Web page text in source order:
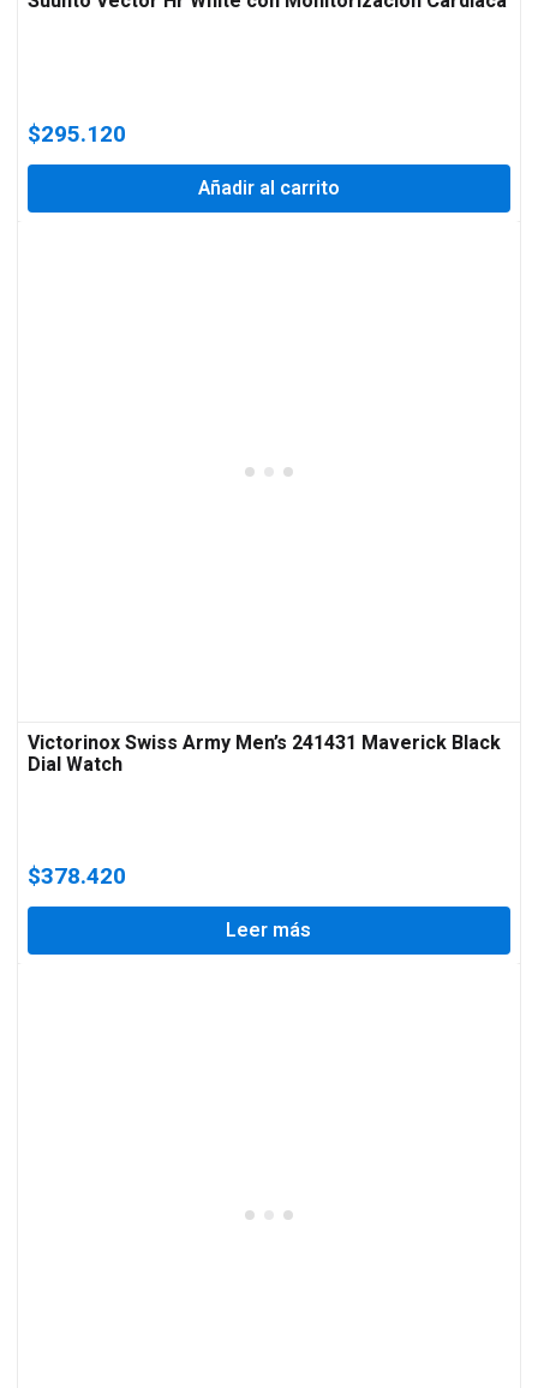
$295.120
Añadir al carrito
Victorinox Swiss Army Men’s 241431 Maverick Black
Dial Watch
$378.420
Leer más